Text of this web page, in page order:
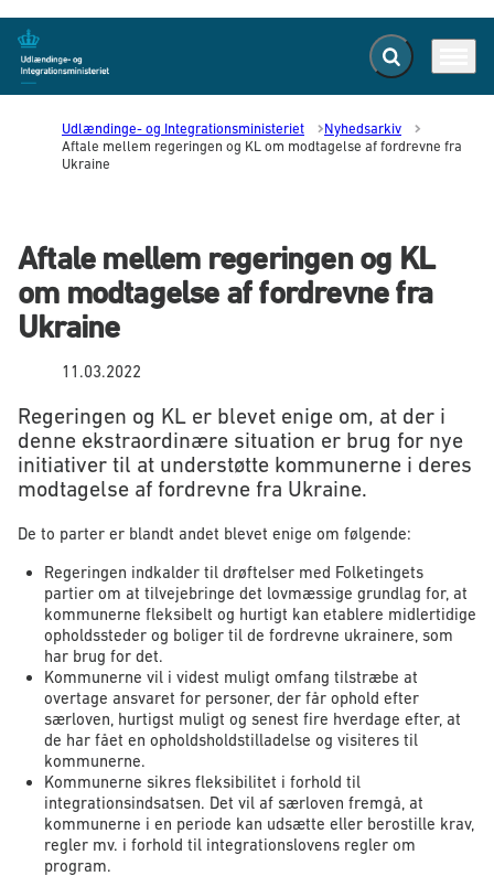
Gå til forsiden Fold søgefelt ud
Udlændinge- og Integrationsministeriet
Nyhedsarkiv
Aftale mellem regeringen og KL om modtagelse af fordrevne fra
Ukraine
Aftale mellem regeringen og KL
om modtagelse af fordrevne fra
Ukraine
11.03.2022
Regeringen og KL er blevet enige om, at der i
denne ekstraordinære situation er brug for nye
initiativer til at understøtte kommunerne i deres
modtagelse af fordrevne fra Ukraine.
De to parter er blandt andet blevet enige om følgende:
Regeringen indkalder til drøftelser med Folketingets
partier om at tilvejebringe det lovmæssige grundlag for, at
kommunerne fleksibelt og hurtigt kan etablere midlertidige
opholdssteder og boliger til de fordrevne ukrainere, som
har brug for det.
Kommunerne vil i videst muligt omfang tilstræbe at
overtage ansvaret for personer, der får ophold efter
særloven, hurtigst muligt og senest fire hverdage efter, at
de har fået en opholdsholdstilladelse og visiteres til
kommunerne.
Kommunerne sikres fleksibilitet i forhold til
integrationsindsatsen. Det vil af særloven fremgå, at
kommunerne i en periode kan udsætte eller berostille krav,
regler mv. i forhold til integrationslovens regler om
program.